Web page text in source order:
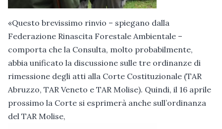
«Questo brevissimo rinvio – spiegano dalla
Federazione Rinascita Forestale Ambientale –
comporta che la Consulta, molto probabilmente,
abbia unificato la discussione sulle tre ordinanze di
rimessione degli atti alla Corte Costituzionale (TAR
Abruzzo, TAR Veneto e TAR Molise). Quindi, il 16 aprile
prossimo la Corte si esprimerà anche sull’ordinanza
del TAR Molise,